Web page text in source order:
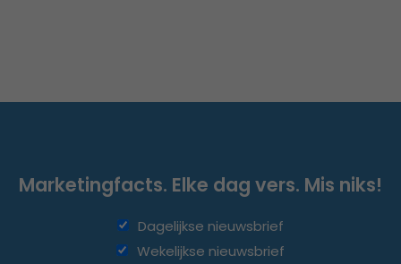
Marketingfacts. Elke dag vers. Mis niks!
Dagelijkse nieuwsbrief
Wekelijkse nieuwsbrief